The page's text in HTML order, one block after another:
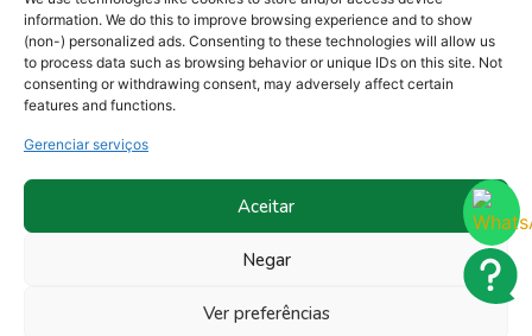
information. We do this to improve browsing experience and to show
(non-) personalized ads. Consenting to these technologies will allow us
to process data such as browsing behavior or unique IDs on this site. Not
consenting or withdrawing consent, may adversely affect certain
features and functions.
Gerenciar serviços
Aceitar
Negar
Ver preferências
Minha Abendi
END
Projetos
Treinamentos
Treinamento In Company